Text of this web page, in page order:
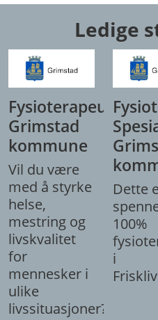
Ledige
Fysioterapeut,
Grimstad
kommune
Vil du være
med å styrke
helse,
mestring og
livskvalitet
for
mennesker i
ulike
livssituasjoner?
Dette
100%
i